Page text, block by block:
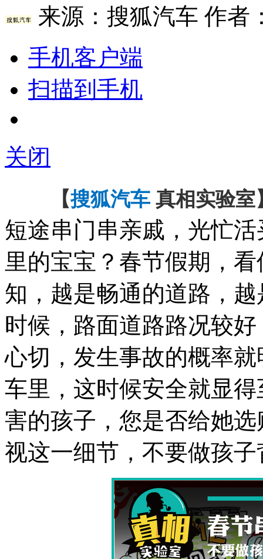
来源： 搜狐汽车 作者
手机客户端
扫描到手机
关闭
【搜狐汽车 真相实验室
短途串门串亲戚，光忙
里的宝宝？春节假期，
知，越是畅通的道路，
时候，路面道路路况较
心切，发生事故的概率
车里，这时候安全就显
害的孩子，您是否给她选
视这一细节，不要做孩